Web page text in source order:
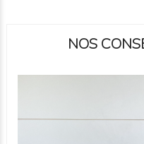
NOS